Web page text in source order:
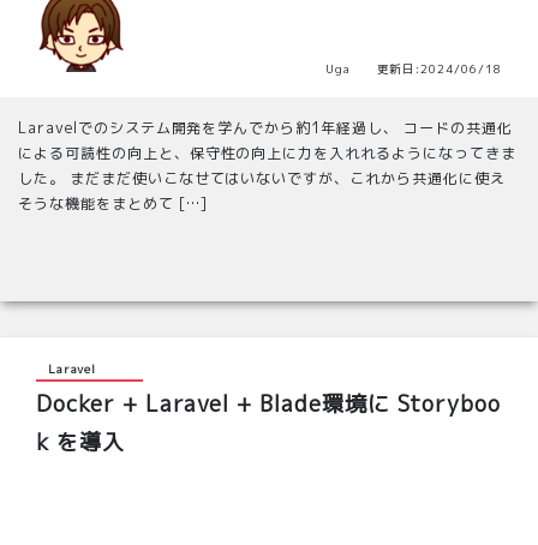
Uga 更新日:2024/06/18
Laravelでのシステム開発を学んでから約1年経過し、 コードの共通化
による可読性の向上と、保守性の向上に力を入れれるようになってきま
した。 まだまだ使いこなせてはいないですが、これから共通化に使え
そうな機能をまとめて […]
Laravel
Docker + Laravel + Blade環境に Storyboo
k を導入